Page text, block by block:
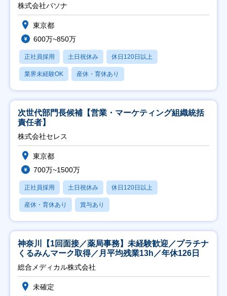
株式会社パソナ
東京都
600万~850万
正社員採用 土日祝休み 休日120日以上
業界未経験OK 産休・育休あり
次世代部門長候補【営業・マーケティング組織統括
責任者】
株式会社セレス
東京都
700万~1500万
正社員採用 土日祝休み 休日120日以上
産休・育休あり 賞与あり
神奈川【1回面接／薬局事務】未経験歓迎／プラチナ
くるみんマーク取得／月平均残業13h／年休126日
総合メディカル株式会社
未確定